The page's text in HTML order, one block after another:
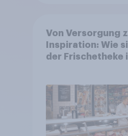
Von Versorgung
Inspiration: Wie
der Frischetheke